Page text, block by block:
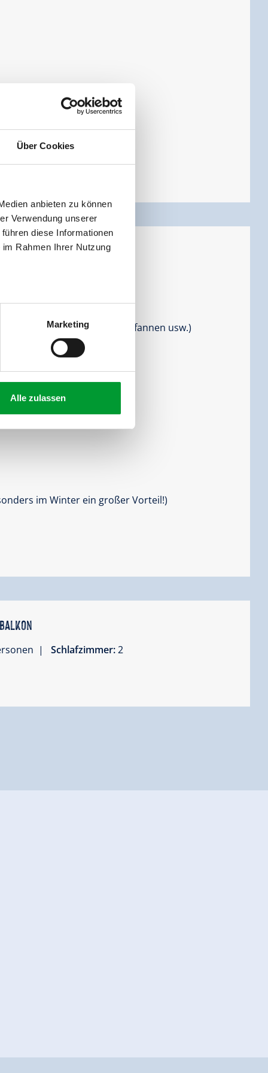
Über Cookies
anbieten zu können
Verwendung unserer
diese Informationen
Rahmen Ihrer Nutzung
Marketing
Alle zulassen
(Wasserkocher, Töpfe, Pfannen usw.)
im Winter ein großer Vorteil!)
| Schlafzimmer:2